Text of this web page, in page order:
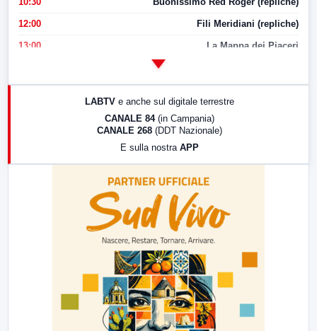
12:00 Fili Meridiani (repliche)
13:00 La Mappa dei Piaceri
LABTV e anche sul digitale terrestre
CANALE 84 (in Campania)
CANALE 268 (DDT Nazionale)
E sulla nostra APP